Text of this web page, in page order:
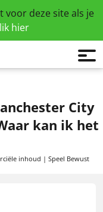
voor deze site als je
hier
City
kan ik het
inhoud | Speel Bewust